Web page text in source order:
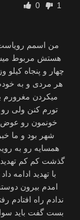
0 1
من اسمم رویاست
هستش مربوط
چهار و پنجاه کیلو
هر مردی و به
میکردن مغرورم
تورم کنن ولی
خونمون رو عوض
شهر بود و ما
همسایه رو به
گذشت کم کم
با تهدید ادامه
امدم بیرون
ندادم راه افتادم
بست گفت باید